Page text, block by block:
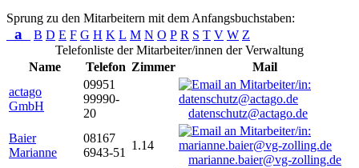
Sprung zu den Mitarbeitern mit dem Anfangsbuchstaben:
a B D E F G H K L M N O P R S T V W Z
Telefonliste der Mitarbeiter/innen der Verwaltung
Name
Telefon Zimmer
Mail
actago
GmbH
09951
99990-
20
datenschutz@actago.de
Baier
Marianne
08167
6943-51
1.14
marianne.baier@vg-zolling.de